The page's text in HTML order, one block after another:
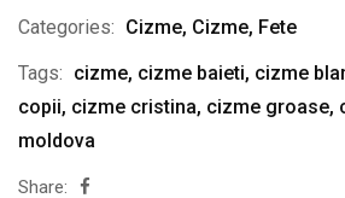
Categories: Cizme, Cizme, Fete
Tags: cizme, cizme baieti, cizme
copii, cizme cristina, cizme groase,
moldova
Share: